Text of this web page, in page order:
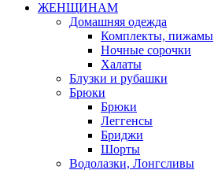
ЖЕНЩИНАМ
Домашняя одежда
Комплекты, пижамы
Ночные сорочки
Халаты
Блузки и рубашки
Брюки
Брюки
Леггенсы
Бриджи
Шорты
Водолазки, Лонгсливы